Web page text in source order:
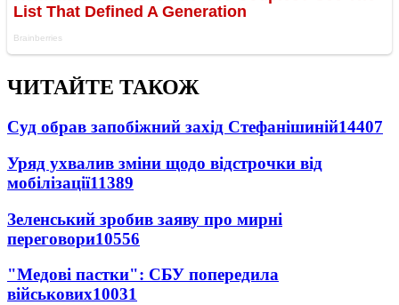
ЧИТАЙТЕ ТАКОЖ
Суд обрав запобіжний захід Стефанішиній14407
Уряд ухвалив зміни щодо відстрочки від
мобілізації11389
Зеленський зробив заяву про мирні
переговори10556
"Медові пастки": СБУ попередила
військових10031